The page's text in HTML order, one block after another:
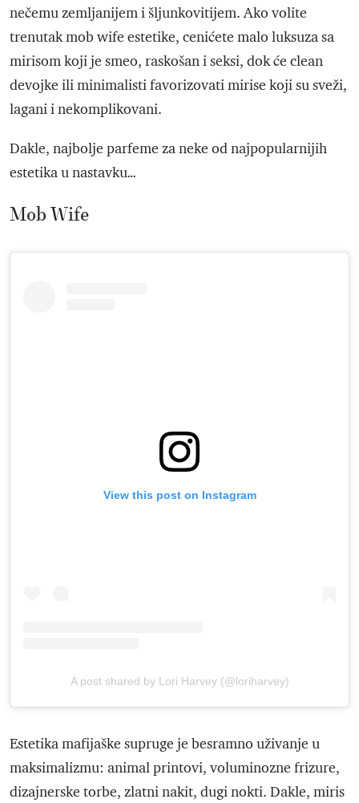
nečemu zemljanijem i šljunkovitijem. Ako volite
trenutak mob wife estetike, cenićete malo luksuza sa
mirisom koji je smeo, raskošan i seksi, dok će clean
devojke ili minimalisti favorizovati mirise koji su sveži,
lagani i nekomplikovani.
Dakle, najbolje parfeme za neke od najpopularnijih
estetika u nastavku…
Mob Wife
View this post on Instagram
A post shared by Lori Harvey (@loriharvey)
Estetika mafijaške supruge je besramno uživanje u
maksimalizmu: animal printovi, voluminozne frizure,
dizajnerske torbe, zlatni nakit, dugi nokti. Dakle, miris